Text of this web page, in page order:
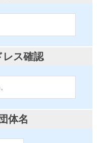
レス確認
体名